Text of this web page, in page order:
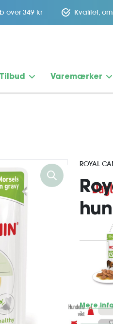
over 349 kr Kvalitet,
Tilbud Varemærker
ROYAL
Royal
har ofte
Mere